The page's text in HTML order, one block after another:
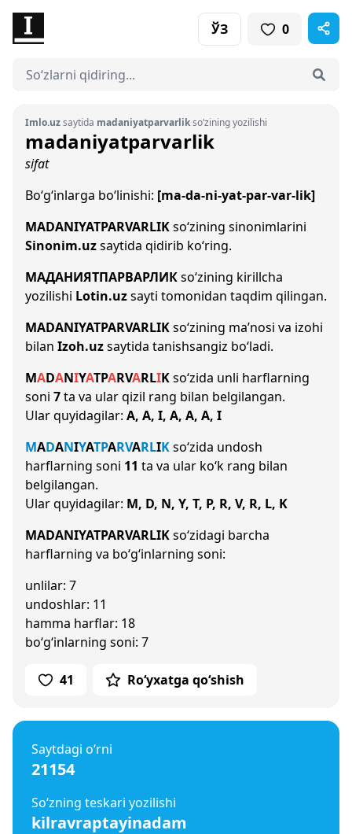
ЎЗ 0
Imlo.uzsaytida madaniyatparvarlikso‘zining yozilishi
madaniyatparvarlik
sifat
Bo‘g‘inlarga bo‘linishi: [ma-da-ni-yat-par-var-lik]
MADANIYATPARVARLIKso‘zining sinonimlarini
Sinonim.uzsaytida qidirib ko‘ring.
МАДАНИЯТПАРВАРЛИКso‘zining kirillcha
yozilishi Lotin.uzsayti tomonidan taqdim qilingan.
MADANIYATPARVARLIKso‘zining ma’nosi va izohi
bilan Izoh.uzsaytida tanishsangiz bo‘ladi.
MADANIYATPARVARLIKso‘zida unli harflarning
soni 7ta va ular qizil rang bilan belgilangan.
Ular quyidagilar: A, A, I, A, A, A, I
MADANIYATPARVARLIKso‘zida undosh
harflarning soni 11 ta va ular ko‘k rang bilan
belgilangan.
Ular quyidagilar: M, D, N, Y, T, P, R, V, R, L, K
MADANIYATPARVARLIKso‘zidagi barcha
harflarning va bo‘g‘inlarning soni:
unlilar: 7
undoshlar: 11
hamma harflar: 18
bo‘g‘inlarning soni: 7
41 Ro‘yxatga qo‘shish
Saytdagi o‘rni
21154
So‘zning teskari yozilishi
kilravraptayinadam